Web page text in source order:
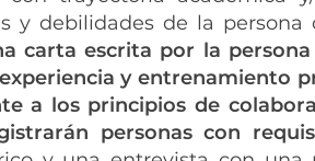
y debilidades de la
carta escrita por la
y entrenamiento
a los principios de
personas con